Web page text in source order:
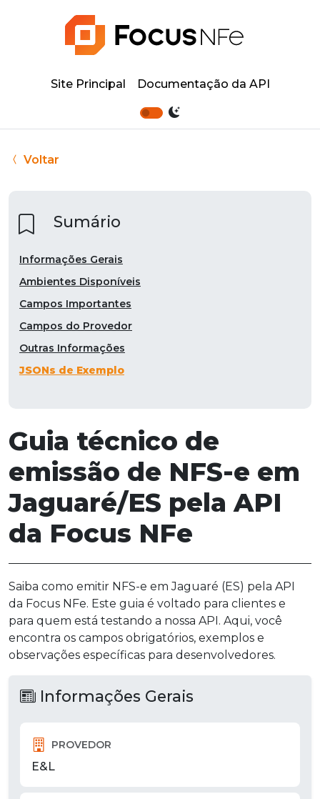
Site Principal Documentação da API
Voltar
Guia técnico de
emissão de NFS-e em
Jaguaré/ES pela API
da Focus NFe
Saiba como emitir NFS-e em Jaguaré (ES) pela API
da Focus NFe. Este guia é voltado para clientes e
para quem está testando a nossa API. Aqui, você
encontra os campos obrigatórios, exemplos e
observações específicas para desenvolvedores.
Informações Gerais
PROVEDOR
E&L
Sumário
Informações Gerais
Ambientes Disponíveis
Campos Importantes
Campos do Provedor
Outras Informações
JSONs de Exemplo